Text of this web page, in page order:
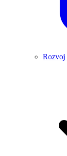
Rozvoj